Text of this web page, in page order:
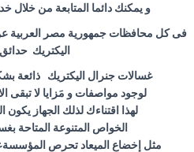
و يمكنك دائما المتابعة من خلال
فى كل محافظات جمهورية مصر العربية
اليكتريك
غسالات جنرال اليكتريك ذائعة
لوجود مواصفات و مَزايا لا تبقى
لهذا اقتناءك لذلك الجهاز
الخواص المتنوعة المتاحة
مثل إخضاع الميعاد تحرص